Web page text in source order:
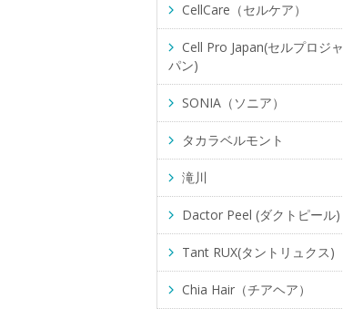
CellCare（セルケア）
Cell Pro Japan(セルプロジャ
パン)
SONIA（ソニア）
タカラベルモント
滝川
Dactor Peel (ダクトピール)
Tant RUX(タントリュクス)
Chia Hair（チアヘア）